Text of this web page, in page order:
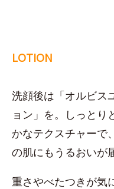
LOTION
洗顔後は「オルビス
ョン」を。しっとり
かなテクスチャーで
の肌にもうるおいが
重さやべたつきが気